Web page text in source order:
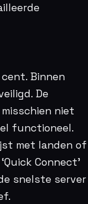
Binnen
De
niet
functioneel.
met landen of
Connect’
snelste server